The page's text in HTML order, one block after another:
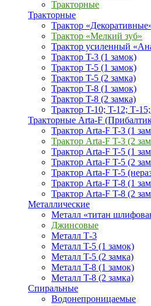
Тракторные
Тракторные
Трактор
Трактор «Мелкий зуб»
Трактор усиленный
Трактор T-3 (1 замок)
Трактор T-5 (1 замок)
Трактор T-5 (2 замка)
Трактор T-8 (1 замок)
Трактор T-8 (2 замка)
Трактор T-10; T-12; Т-
Тракторные Arta-F
Трактор Arta-F T-3 (1
Трактор Arta-F T-3 (2
Трактор Arta-F T-5 (1
Трактор Arta-F T-5 (2
Трактор Arta-F T-5
Трактор Arta-F T-8 (1
Трактор Arta-F T-8 (2
Металлические
Металл «титан
Джинсовые
Металл Т-3
Металл T-5 (1 замок)
Металл T-5 (2 замка)
Металл T-8 (1 замок)
Металл T-8 (2 замка)
Спиральные
Водонепроницаемые